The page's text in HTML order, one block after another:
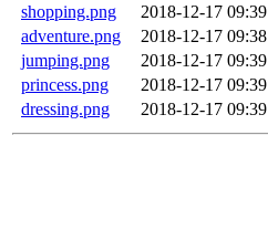
shopping.png
2018-12-17 09:39
adventure.png
2018-12-17 09:38
jumping.png
2018-12-17 09:39
princess.png
2018-12-17 09:39
dressing.png
2018-12-17 09:39